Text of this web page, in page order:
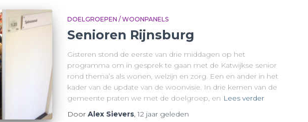
DOELGROEPEN / WOONPANELS
Senioren Rijnsburg
Gisteren stond de eerste van drie middagen op het
programma om in gesprek te gaan met de Katwijkse senior
rond thema’s als wonen, welzijn en zorg. Een en ander in het
kader van de update van de woonvisie. In drie kernen van de
gemeente praten we met de doelgroep, en Lees verder
Door Alex Sievers,12 jaar geleden